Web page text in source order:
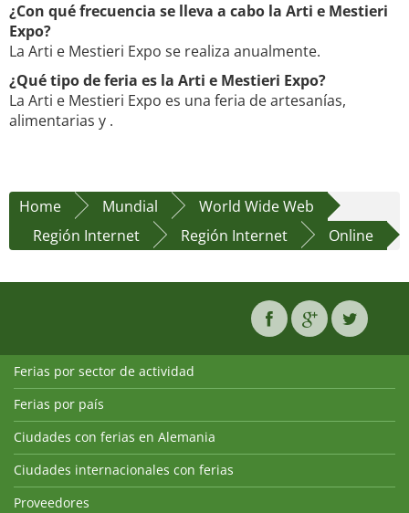
¿Con qué frecuencia se lleva a cabo la Arti e Mestieri
Expo?
La Arti e Mestieri Expo se realiza anualmente.
¿Qué tipo de feria es la Arti e Mestieri Expo?
La Arti e Mestieri Expo es una feria de artesanías,
alimentarias y .
Home Mundial
World Wide Web
Región Internet
Región Internet Online
Ferias por sector de actividad
Ferias por país
Ciudades con ferias en Alemania
Ciudades internacionales con ferias
Proveedores